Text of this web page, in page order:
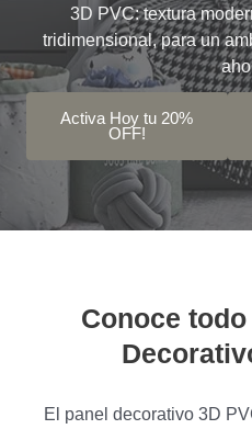
3D PVC: textura
tridimensional, para un
Activa Hoy tu 20%
OFF!
Conoce
El panel decorativo 3D